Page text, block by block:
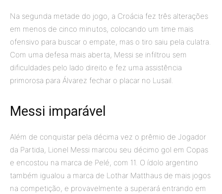
Na segunda metade do jogo, a Croácia fez três alterações
em menos de cinco minutos, colocando um time mais
ofensivo para buscar o empate, mas o tiro saiu pela culatra.
Com uma defesa mais aberta, Messi se infiltrou sem
dificuldades pelo lado direito e fez uma assistência
primorosa para Álvarez fechar o placar no Lusail.
Messi imparável
Além de conquistar pela décima vez o prêmio de Jogador
da Partida, Lionel Messi marcou seu décimo gol em Copas
e encostou na marca de Pelé, com 11. O ídolo argentino
também igualou a marca de Lothar Matthaus de mais jogos
na competição, e provavelmente a superará entrando em